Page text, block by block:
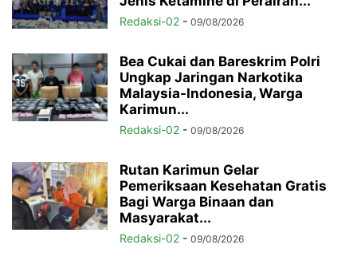
Redaksi-02 - 09/08/2026
Bea Cukai dan Bareskrim Polri
Ungkap Jaringan Narkotika
Malaysia-Indonesia, Warga
Karimun...
Redaksi-02 - 09/08/2026
Rutan Karimun Gelar
Pemeriksaan Kesehatan Gratis
Bagi Warga Binaan dan
Masyarakat...
Redaksi-02 - 09/08/2026